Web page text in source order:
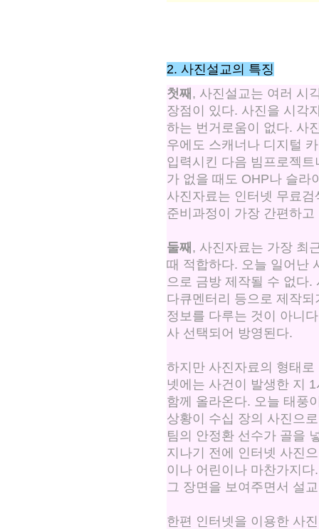
2. 사진설교의 특징
첫째 , 사진설교는 여러 시
장점이 있다. 사진을 시각
하는 번거로움이 없다. 사
우에도 스캐너나 디지털
입력시킨 다음 빔프로젝
가 없을 때도 OHP나 슬라
사진자료는 인터넷 무료
준비과정이 가장 간편하
둘째 , 사진자료는 가장 최
때 적합하다. 오늘 일어난
으로 금방 제작될 수 없다.
다큐멘터리 등으로 제작
정보를 다루는 것이 아니
사 선택되어 방영된다.
하지만 사진자료의 형태
넷에는 사건이 발생한 지
함께 올라온다. 오늘 태풍
상황이 수십 장의 사진으
팀의 안정환 선수가 골을
지나기 전에 인터넷 사진
이나 어린이나 마찬가지
그 장면을 보여주면서 설
한편 인터넷을 이용한 사